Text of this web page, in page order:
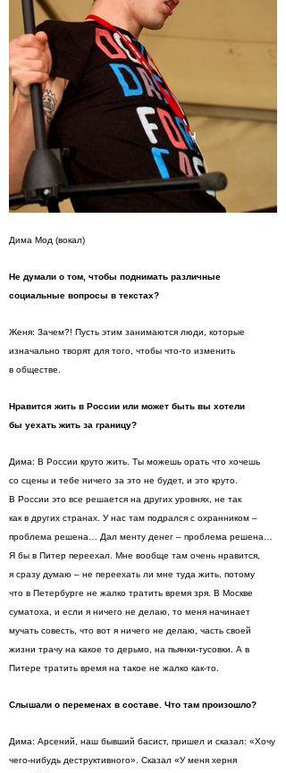
Дима Мод (вокал)
Не думали о том, чтобы поднимать различные
социальные вопросы в текстах?
Женя: Зачем?! Пусть этим занимаются люди, которые
изначально творят для того, чтобы что-то изменить
в обществе.
Нравится жить в России или может быть вы хотели
бы уехать жить за границу?
Дима: В России круто жить. Ты можешь орать что хочешь
со сцены и тебе ничего за это не будет, и это круто.
В России это все решается на других уровнях, не так
как в других странах. У нас там подрался с охранником –
проблема решена… Дал менту денег – проблема решена…
Я бы в Питер переехал. Мне вообще там очень нравится,
я сразу думаю – не переехать ли мне туда жить, потому
что в Петербурге не жалко тратить время зря. В Москве
суматоха, и если я ничего не делаю, то меня начинает
мучать совесть, что вот я ничего не делаю, часть своей
жизни трачу на какое то дерьмо, на пьянки-тусовки. А в
Питере тратить время на такое не жалко как-то.
Слышали о переменах в составе. Что там произошло?
Дима: Арсений, наш бывший басист, пришел и сказал: «Хочу
чего-нибудь деструктивного». Сказал «У меня херня